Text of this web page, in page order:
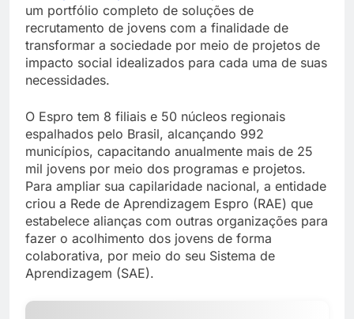
um portfólio completo de soluções de
recrutamento de jovens com a finalidade de
transformar a sociedade por meio de projetos de
impacto social idealizados para cada uma de suas
necessidades.
O Espro tem 8 filiais e 50 núcleos regionais
espalhados pelo Brasil, alcançando 992
municípios, capacitando anualmente mais de 25
mil jovens por meio dos programas e projetos.
Para ampliar sua capilaridade nacional, a entidade
criou a Rede de Aprendizagem Espro (RAE) que
estabelece alianças com outras organizações para
fazer o acolhimento dos jovens de forma
colaborativa, por meio do seu Sistema de
Aprendizagem (SAE).